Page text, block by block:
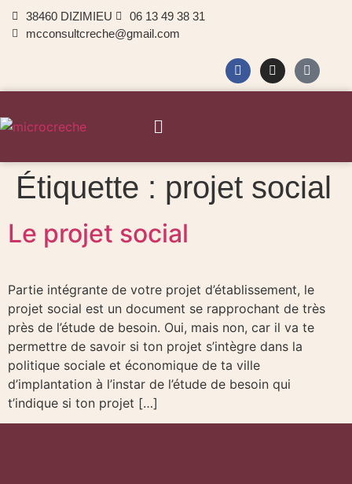
38460 DIZIMIEU
06 13 49 38 31
mcconsultcreche@gmail.com
Étiquette : projet social
Le projet social
Partie intégrante de votre projet d’établissement, le
projet social est un document se rapprochant de très
près de l’étude de besoin. Oui, mais non, car il va te
permettre de savoir si ton projet s’intègre dans la
politique sociale et économique de ta ville
d’implantation à l’instar de l’étude de besoin qui
t’indique si ton projet […]